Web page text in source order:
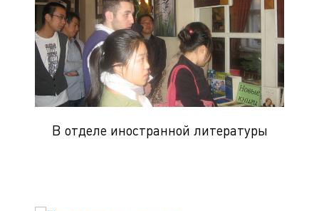
В отделе иностранной литературы